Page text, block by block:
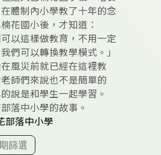
體制內小學教了十年的念
花國小後，才知道：
可以這樣做教育，不用一定
們可以轉換教學模式。」
風災前就已經在這裡教
師們來說也不是簡單的
說是和學生一起學習。
落中小學的故事。
部落中小學
篩選